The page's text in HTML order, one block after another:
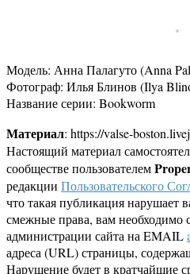
Модель: Анна Палагуто (Anna
Фотограф: Илья Блинов (Ilya
Название серии: Bookworm
Материал: https://valse-
Настоящий материал
сообществе пользователем
редакции Пользовательского
что такая публикация нарушает
смежные права, вам необходимо
администрации сайта на EMAIL
адреса (URL) страницы,
Нарушение будет в кратчайшие